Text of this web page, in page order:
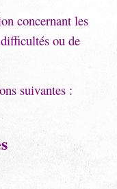
concernant les
ou de
suivantes :